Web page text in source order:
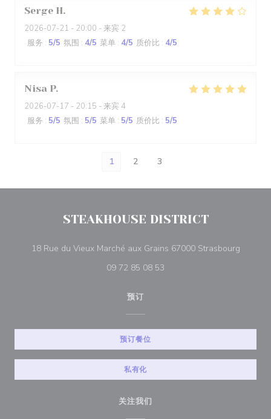
Serge H
2026-07-21 - 20:00 - 来宾 2
服务 : 5/5 氛围 : 4/5 菜单 : 4/5 质价比 : 4/5
Nisa P
2026-07-17 - 20:15 - 来宾 4
服务 : 5/5 氛围 : 5/5 菜单 : 5/5 质价比 : 5/5
1 2 3
STEAKHOUSE DISTRICT
18 Rue du Vieux Marché aux Grains 67000 Strasbourg((在新
09 72 85 08 53
预订
预订餐位
私有化
关注我们